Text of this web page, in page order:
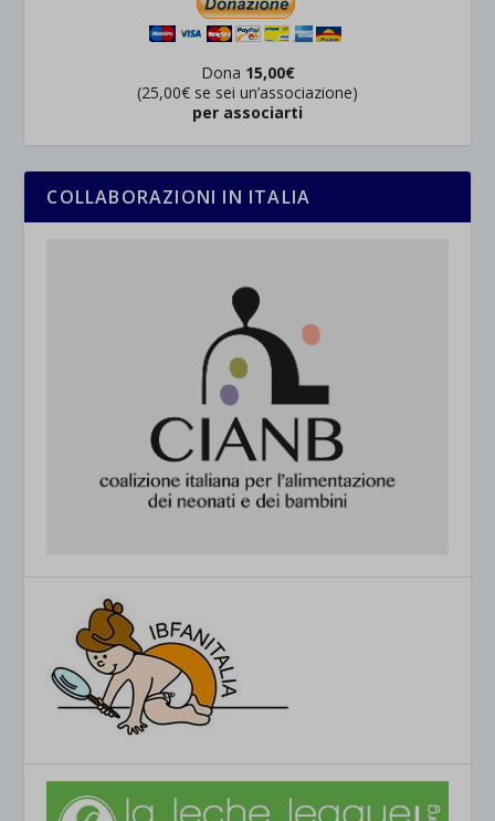
Dona 15,00€
(25,00€ se sei un’associazione)
per associarti
COLLABORAZIONI IN ITALIA